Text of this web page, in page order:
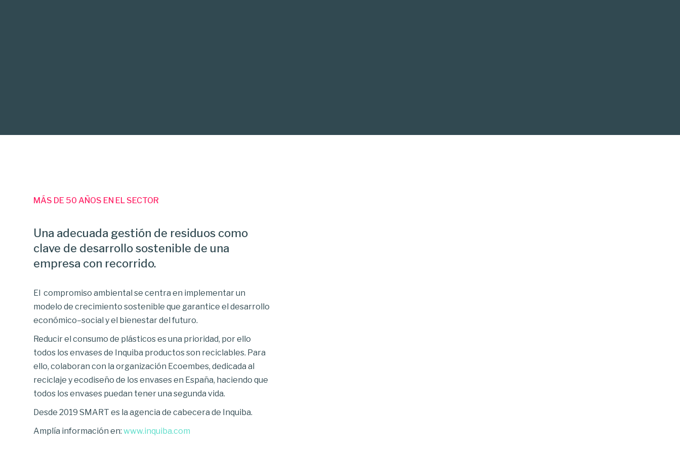
MÁS DE 50 AÑOS EN EL SECTOR
Una adecuada gestión de residuos como
clave de desarrollo sostenible de una
empresa con recorrido.
El compromiso ambiental se centra en implementar un
modelo de crecimiento sostenible que garantice el desarrollo
económico–social y el bienestar del futuro.
Reducir el consumo de plásticos es una prioridad, por ello
todos los envases de Inquiba productos son reciclables. Para
ello, colaboran con la organización Ecoembes, dedicada al
reciclaje y ecodiseño de los envases en España, haciendo que
todos los envases puedan tener una segunda vida.
Desde 2019 SMART es la agencia de cabecera de Inquiba.
Amplía información en: www.inquiba.com